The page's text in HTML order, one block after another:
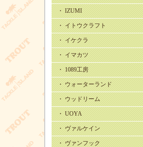
・ IZUMI
・ イトウクラフト
・ イケクラ
・ イマカツ
・ 1089工房
・ ウォーターランド
・ ウッドリーム
・ UOYA
・ ヴァルケイン
・ ヴァンフック